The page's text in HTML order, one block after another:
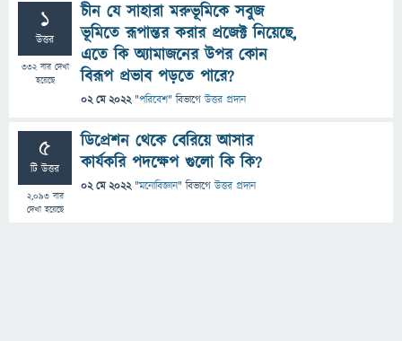
1
উত্তর
332বার দেখা
হয়েছে
চীন যে সাহারা মরুভূমিকে সবুজ
ভূমিতে রূপান্তর করার প্রজেক্ট নিয়েছে,
এতে কি অ্যামাজনের উপর কোন
বিরূপ প্রভাব পড়তে পারে?
02 মে 2022 "পরিবেশ" বিভাগে উত্তর প্রদান
5
টি উত্তর
2,093বার
দেখা হয়েছে
ডিপ্রেশন থেকে বেরিয়ে আসার
কার্যকরি পদক্ষেপ গুলো কি কি?
02 মে 2022 "মনোবিজ্ঞান" বিভাগে উত্তর প্রদান